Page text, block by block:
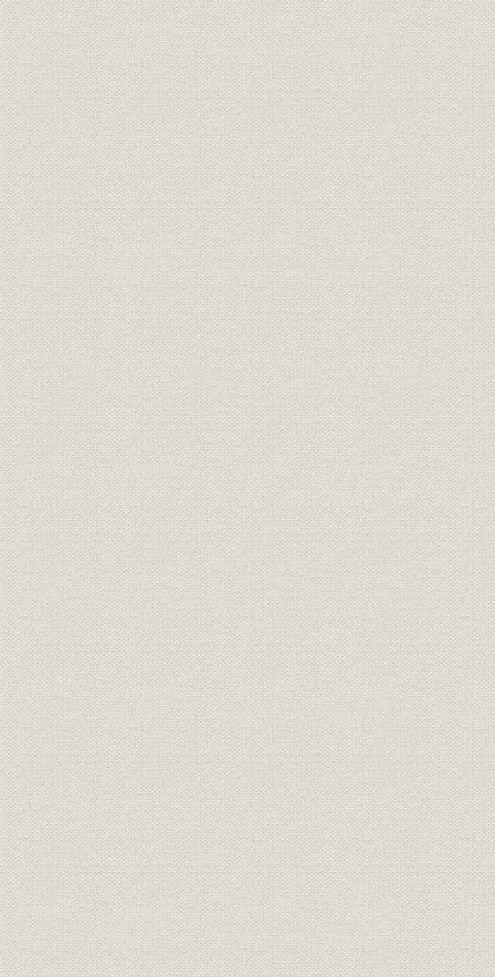
第4章 別子閉山
第1節 別子鉱山の閉山
第2節 鴻之舞・平瀬・佐々連鉱山の閉山
第3節 閉山後の課題
第5章 変動相場制移行による試練と第二の柱の探索(1971~1985年)
第1節 当社に対する影響と対応
第2節 資源部門
第3節 金属部門
第4節 材料部門
第5節 研究開発部門
第6節 管理間接部門
第6章 プラザ合意の影響と対応(1985~1988年)
第1節 円高・ドル安の影響と当社の対応
第2節 資源部門
第3節 金属部門
第4節 材料部門
第5節 研究開発部門
第7章 バブル経済と業容の拡大(1987~1991年)
第1節 バブル経済の影響
第2節 21世紀に向けた経営方針
第3節 資源部門